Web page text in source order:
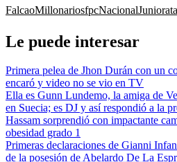
FalcaoMillonariosfpcNacionalJunior
Le puede interesar
Primera pelea de Jhon Durán con un
encaró y video no se vio en TV
Ella es Gunn Lundemo, la amiga de
en Suecia; es DJ y así respondió a la
Hassam sorprendió con impactante
obesidad grado 1
Primeras declaraciones de Gianni
de la posesión de Abelardo De La